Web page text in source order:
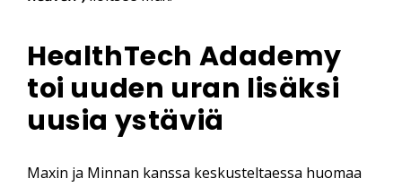
HealthTech Adademy
toi uuden uran lisäksi
uusia ystäviä
Maxin ja Minnan kanssa keskusteltaessa huomaa